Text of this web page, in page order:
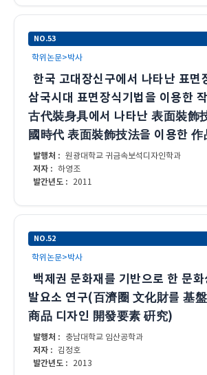
NO.53
학위논문>박사
한국 고대장신구에서 나타난 표면
삼국시대 표면장식기법을 이용한
古代裝身具에서 나타난 表面裝飾
國時代 表面裝飾技法을 이용한
발행처 : 원광대학교 귀금속보석디자인학과
저자 : 하영조
발간년도 : 2011
NO.52
학위논문>박사
백제권 문화재를 기반으로 한 문화
발요소 연구(百濟圈 文化財를 基
商品 디자인 開發要素 硏究)
발행처 : 충남대학교 임산공학과
저자 : 김정호
발간년도 : 2013